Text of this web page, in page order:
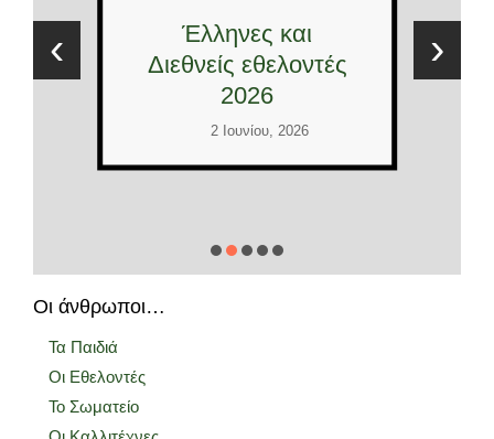
Έλληνες και
Διεθνείς εθελοντές
2026
2 Ιουνίου, 2026
‹ ›
Οι άνθρωποι…
Τα Παιδιά
Οι Εθελοντές
Το Σωματείο